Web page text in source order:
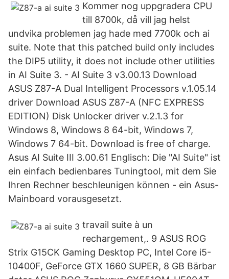
Kommer nog uppgradera CPU
till 8700k, då vill jag helst
undvika problemen jag hade med 7700k och ai
suite. Note that this patched build only includes
the DIP5 utility, it does not include other utilities
in AI Suite 3. - AI Suite 3 v3.00.13 Download
ASUS Z87-A Dual Intelligent Processors v.1.05.14
driver Download ASUS Z87-A (NFC EXPRESS
EDITION) Disk Unlocker driver v.2.1.3 for
Windows 8, Windows 8 64-bit, Windows 7,
Windows 7 64-bit. Download is free of charge.
Asus AI Suite III 3.00.61 Englisch: Die "AI Suite" ist
ein einfach bedienbares Tuningtool, mit dem Sie
Ihren Rechner beschleunigen können - ein Asus-
Mainboard vorausgesetzt.
travail suite à un
rechargement,. 9 ASUS ROG
Strix G15CK Gaming Desktop PC, Intel Core i5-
10400F, GeForce GTX 1660 SUPER, 8 GB Bärbar